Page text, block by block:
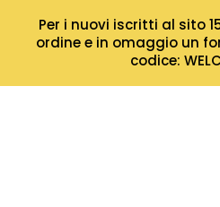
Per i nuovi iscritti al sito
ordine e in omaggio un
codice: